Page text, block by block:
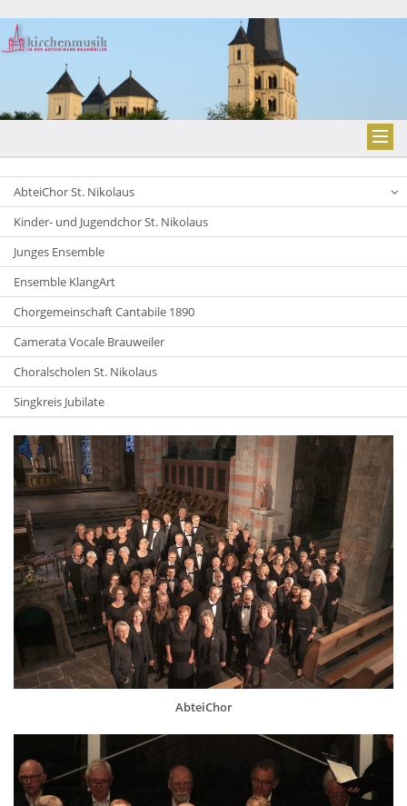
AbteiChor St. Nikolaus
Kinder- und Jugendchor St. Nikolaus
Junges Ensemble
Ensemble KlangArt
Chorgemeinschaft Cantabile 1890
Camerata Vocale Brauweiler
Choralscholen St. Nikolaus
Singkreis Jubilate
AbteiChor